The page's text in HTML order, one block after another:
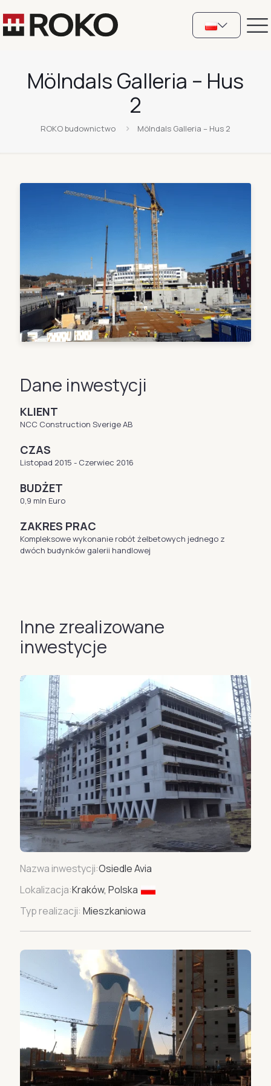
Mölndals Galleria – Hus
2
ROKO budownictwo Mölndals Galleria – Hus 2
Dane inwestycji
KLIENT
NCC Construction Sverige AB
CZAS
Listopad 2015 - Czerwiec 2016
BUDŻET
0,9 mln Euro
ZAKRES PRAC
Kompleksowe wykonanie robót żelbetowych jednego z
dwóch budynków galerii handlowej
Inne zrealizowane
inwestycje
Nazwa inwestycji:Osiedle Avia
Lokalizacja:Kraków, Polska
Typ realizacji: Mieszkaniowa